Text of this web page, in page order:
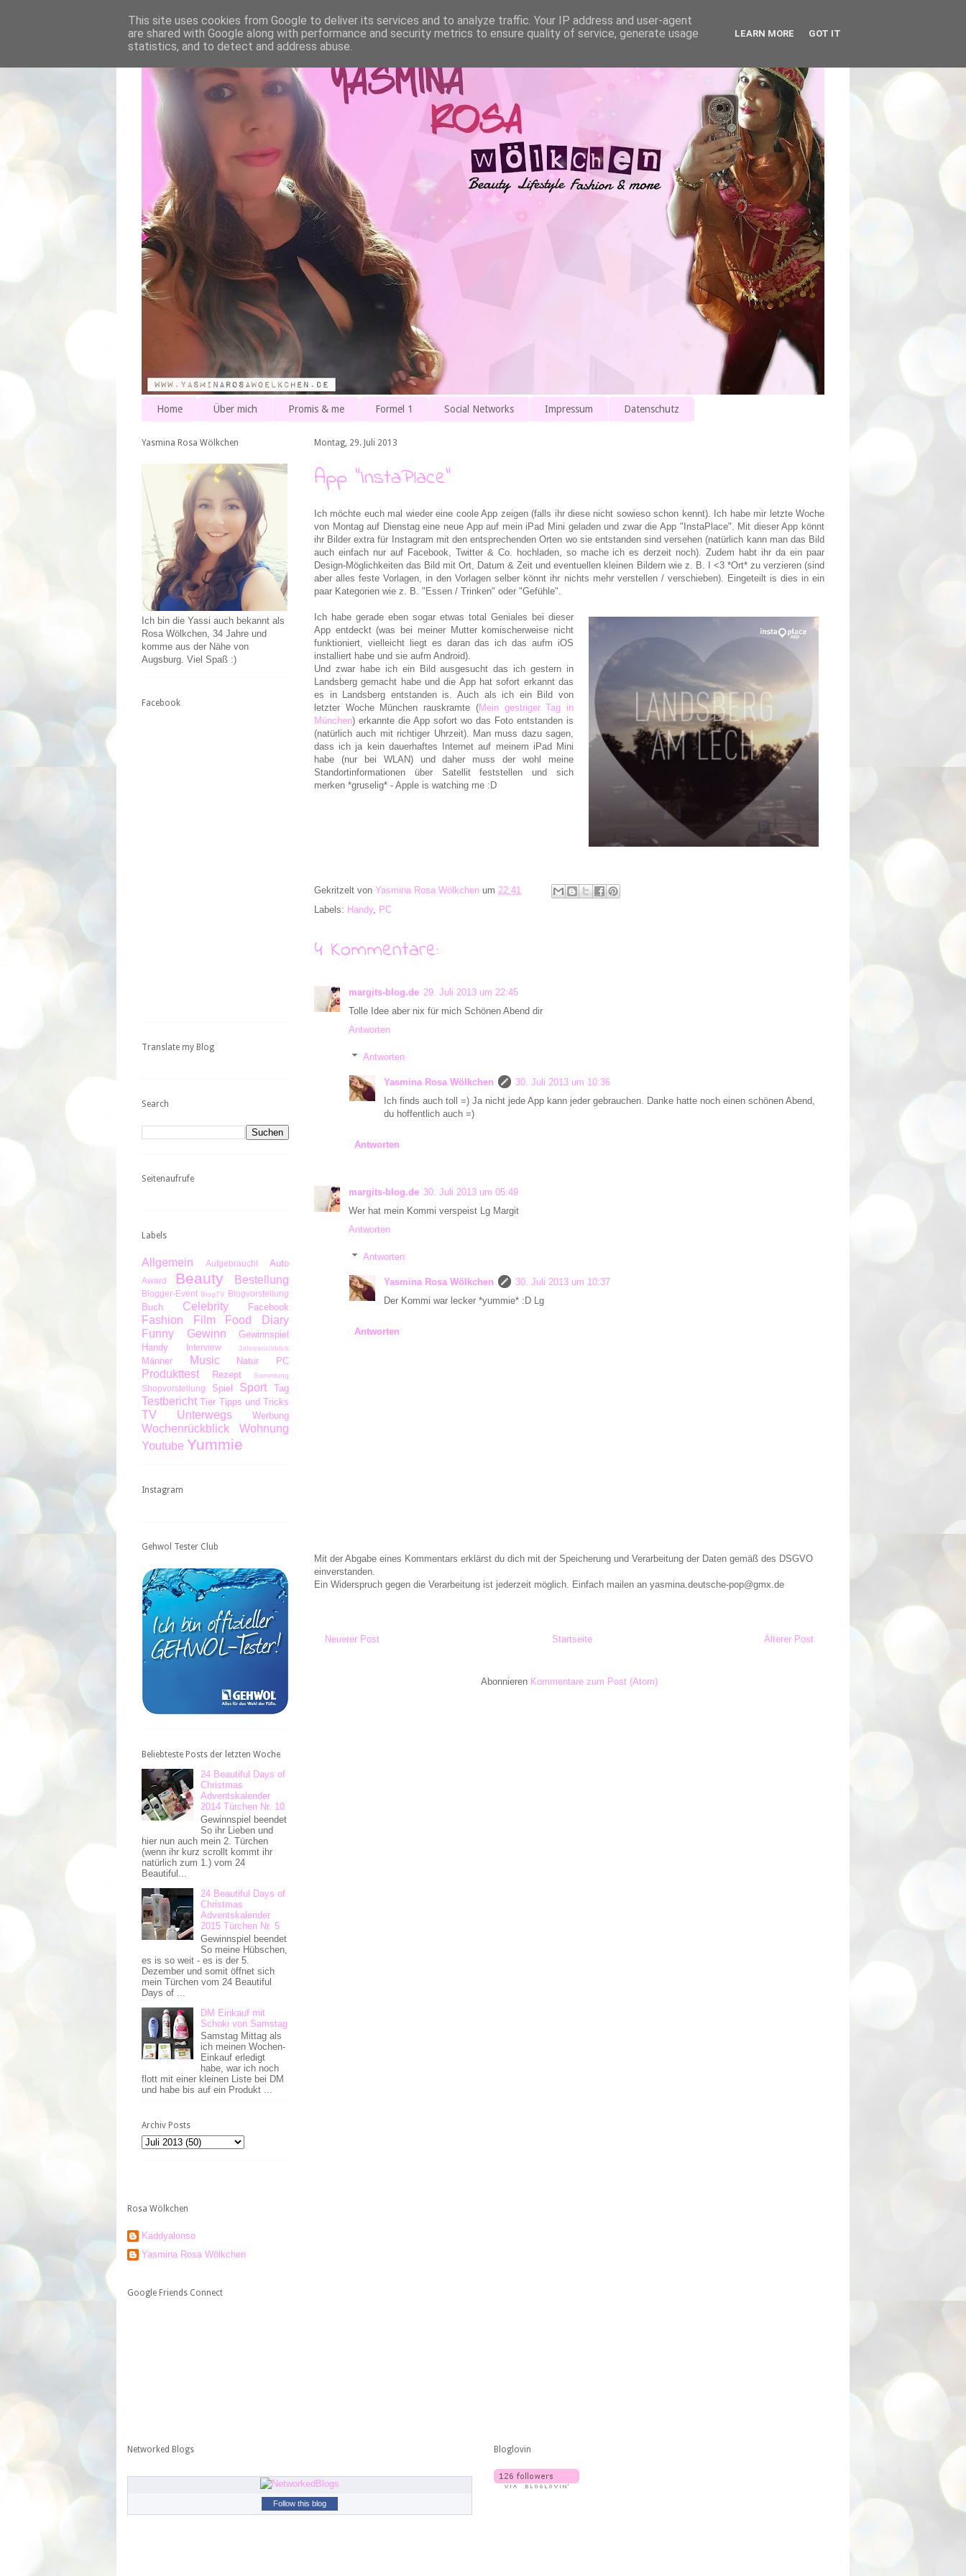
Home Über mich Promis & me Formel 1 Social Networks Impressum Datenschutz
Montag, 29. Juli 2013
App "InstaPlace"
Ich möchte euch mal wieder eine coole App zeigen (falls ihr diese nicht sowieso schon kennt). Ich habe mir letzte Woche
von Montag auf Dienstag eine neue App auf mein iPad Mini geladen und zwar die App "InstaPlace". Mit dieser App könnt
ihr Bilder extra für Instagram mit den entsprechenden Orten wo sie entstanden sind versehen (natürlich kann man das Bild
auch einfach nur auf Facebook, Twitter & Co. hochladen, so mache ich es derzeit noch). Zudem habt ihr da ein paar
Design-Möglichkeiten das Bild mit Ort, Datum & Zeit und eventuellen kleinen Bildern wie z. B. I <3 *Ort* zu verzieren (sind
aber alles feste Vorlagen, in den Vorlagen selber könnt ihr nichts mehr verstellen / verschieben). Eingeteilt is dies in ein
paar Kategorien wie z. B. "Essen / Trinken" oder "Gefühle".
Ich habe gerade eben sogar etwas total Geniales bei dieser
App entdeckt (was bei meiner Mutter komischerweise nicht
funktioniert, vielleicht liegt es daran das ich das aufm iOS
installiert habe und sie aufm Android).
Und zwar habe ich ein Bild ausgesucht das ich gestern in
Landsberg gemacht habe und die App hat sofort erkannt das
es in Landsberg entstanden is. Auch als ich ein Bild von
letzter Woche München rauskramte (Mein gestriger Tag in
München) erkannte die App sofort wo das Foto entstanden is
(natürlich auch mit richtiger Uhrzeit). Man muss dazu sagen,
dass ich ja kein dauerhaftes Internet auf meinem iPad Mini
habe (nur bei WLAN) und daher muss der wohl meine
Standortinformationen über Satellit feststellen und sich
merken *gruselig* - Apple is watching me :D
Gekritzelt von Yasmina Rosa Wölkchen um 22:41
Labels: Handy, PC
4 Kommentare:
margits-blog.de 29. Juli 2013 um 22:45
Tolle Idee aber nix für mich Schönen Abend dir
Antworten
Antworten
Yasmina Rosa Wölkchen
30. Juli 2013 um 10:36
Ich finds auch toll =) Ja nicht jede App kann jeder gebrauchen. Danke hatte noch einen schönen Abend,
du hoffentlich auch =)
Antworten
margits-blog.de 30. Juli 2013 um 05:49
Wer hat mein Kommi verspeist Lg Margit
Antworten
Antworten
Yasmina Rosa Wölkchen
30. Juli 2013 um 10:37
Der Kommi war lecker *yummie* :D Lg
Antworten
Mit der Abgabe eines Kommentars erklärst du dich mit der Speicherung und Verarbeitung der Daten gemäß des DSGVO
einverstanden.
Ein Widerspruch gegen die Verarbeitung ist jederzeit möglich. Einfach mailen an yasmina.deutsche-pop@gmx.de
Neuerer Post Älterer Post
Startseite
Abonnieren Kommentare zum Post (Atom)
Yasmina Rosa Wölkchen
Ich bin die Yassi auch bekannt als
Rosa Wölkchen, 34 Jahre und
komme aus der Nähe von
Augsburg. Viel Spaß :)
Facebook
Translate my Blog
Search
Seitenaufrufe
Labels
Allgemein Aufgebraucht Auto
Award Beauty Bestellung
Blogger-Event BlogTV Blogvorstellung
Buch Celebrity Facebook
Fashion Film
Food Diary
Funny
Gewinn
Gewinnspiel
Handy
Interview Jahresrückblick
Männer Music Natur PC
Produkttest Rezept Sammlung
Shopvorstellung Spiel Sport Tag
Testbericht Tier Tipps und Tricks
TV Unterwegs Werbung
Wochenrückblick
Wohnung
Youtube Yummie
Instagram
Gehwol Tester Club
Beliebteste Posts der letzten Woche
24 Beautiful Days of
Christmas
Adventskalender
2014 Türchen Nr. 10
Gewinnspiel beendet
So ihr Lieben und
hier nun auch mein 2. Türchen
(wenn ihr kurz scrollt kommt ihr
natürlich zum 1.) vom 24
Beautiful...
24 Beautiful Days of
Christmas
Adventskalender
2015 Türchen Nr. 5
Gewinnspiel beendet
So meine Hübschen,
es is so weit - es is der 5.
Dezember und somit öffnet sich
mein Türchen vom 24 Beautiful
Days of ...
DM Einkauf mit
Schoki von Samstag
Samstag Mittag als
ich meinen Wochen-
Einkauf erledigt
habe, war ich noch
flott mit einer kleinen Liste bei DM
und habe bis auf ein Produkt ...
Archiv Posts
Rosa Wölkchen
Kaddyalonso
Yasmina Rosa Wölkchen
Google Friends Connect
Networked Blogs
Follow this blog
Bloglovin
This site uses cookies from Google to deliver its services and to analyze traffic. Your IP address and user-agent
are shared with Google along with performance and security metrics to ensure quality of service, generate usage
statistics, and to detect and address abuse.
LEARN MORE GOT IT